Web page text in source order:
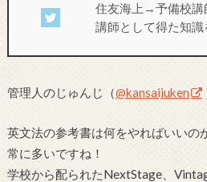
住友海上→予備校
講師として得た知識
管理人のじゅんじ（@kansaijuken
英文法の参考書は何をやればいいの
常に多いですね！
学校から配られたNextStage、